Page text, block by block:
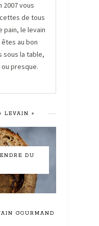
2007 vous
de tous
pain, le levain
au bon
sous la table,
presque.
LEVAIN »
DU
GOURMAND »